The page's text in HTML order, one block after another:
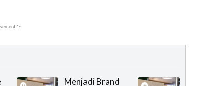
1-
Menjadi Brand